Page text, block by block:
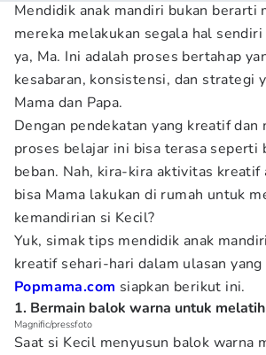
Mendidik anak mandiri bukan berarti
mereka melakukan segala hal
ya, Ma. Ini adalah proses bertahap
kesabaran, konsistensi, dan strategi
Mama dan Papa.
Dengan pendekatan yang kreatif dan
proses belajar ini bisa terasa seperti
beban. Nah, kira-kira aktivitas kreatif
bisa Mama lakukan di rumah untuk
kemandirian si Kecil?
Yuk, simak tips mendidik anak
kreatif sehari-hari dalam ulasan yang
Popmama.com siapkan berikut ini.
1. Bermain balok warna untuk
Magnific/pressfoto
Saat si Kecil menyusun balok warna